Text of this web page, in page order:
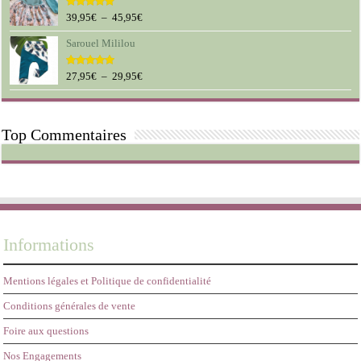
à
19,95€
Note5.00
sur 5
39,95€ – 45,95€Plage
de
à
45,95€
Sarouel Mililou
Note5.00
sur 5
27,95€ – 29,95€Plage
de
prix :
à
29,95€
Top Commentaires
Informations
Mentions légales et Politique de confidentialité
Conditions générales de vente
Foire aux questions
Nos Engagements